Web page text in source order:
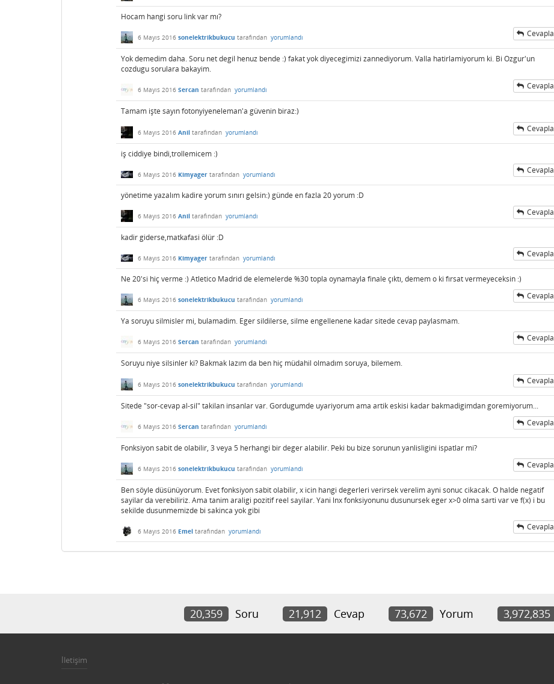
Hocam hangi soru link var mı?
6 Mayıs 2016 sonelektrikbukucu tarafından yorumlandı Cevapla
Yok demedim daha. Soru net degil henuz bende :) fakat yok diyecegimizi zannediyorum. Valla hatirlamiyorum ki. Bi Ozgur'un
cozdugu sorulara bakayim.
6 Mayıs 2016 Sercan tarafından yorumlandı Cevapla
Tamam işte sayın fotonyiyeneleman'a güvenin biraz:)
6 Mayıs 2016 Anil tarafından yorumlandı Cevapla
iş ciddiye bindi,trollemicem :)
6 Mayıs 2016 Kimyager tarafından yorumlandı Cevapla
yönetime yazalım kadire yorum sınırı gelsin:) günde en fazla 20 yorum :D
6 Mayıs 2016 Anil tarafından yorumlandı Cevapla
kadir giderse,matkafasi ölür :D
6 Mayıs 2016 Kimyager tarafından yorumlandı Cevapla
Ne 20'si hiç verme :) Atletico Madrid de elemelerde %30 topla oynamayla finale çıktı, demem o ki fırsat vermeyeceksin :)
6 Mayıs 2016 sonelektrikbukucu tarafından yorumlandı Cevapla
Ya soruyu silmisler mi, bulamadim. Eger sildilerse, silme engellenene kadar sitede cevap paylasmam.
6 Mayıs 2016 Sercan tarafından yorumlandı Cevapla
Soruyu niye silsinler ki? Bakmak lazım da ben hiç müdahil olmadım soruya, bilemem.
6 Mayıs 2016 sonelektrikbukucu tarafından yorumlandı Cevapla
Sitede "sor-cevap al-sil" takilan insanlar var. Gordugumde uyariyorum ama artik eskisi kadar bakmadigimdan goremiyorum...
6 Mayıs 2016 Sercan tarafından yorumlandı Cevapla
Fonksiyon sabit de olabilir, 3 veya 5 herhangi bir deger alabilir. Peki bu bize sorunun yanlisligini ispatlar mi?
6 Mayıs 2016 sonelektrikbukucu tarafından yorumlandı Cevapla
Ben söyle düsünüyorum. Evet fonksiyon sabit olabilir, x icin hangi degerleri verirsek verelim ayni sonuc cikacak. O halde negatif
sayilar da verebiliriz. Ama tanim araligi pozitif reel sayilar. Yani lnx fonksiyonunu dusunursek eger x>0 olma sarti var ve f(x) i bu
sekilde dusunmemizde bi sakinca yok gibi
6 Mayıs 2016 Emel tarafından yorumlandı Cevapla
20,359 Soru 21,912 Cevap 73,672 Yorum 3,972,835
İletişim